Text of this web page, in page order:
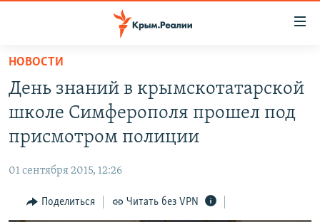
Вернуться
основному
содержанию
главной
навигации
Вернутся
СПЕЦПРОЕКТЫ
11 ЛЕТ ОККУПАЦИИ КРЫМА. 11 ИСТОРИЙ СОПРОТИВЛЕНИЯ
ЕЩЕ
ИНТЕРАКТИВ
РАДІО СВОБОДА
НОВОСТИ
День знаний в крымскотатарской
школе Симферополя прошел под
присмотром полиции
01 сентября 2015, 12:26
Поделиться Читать без VPN